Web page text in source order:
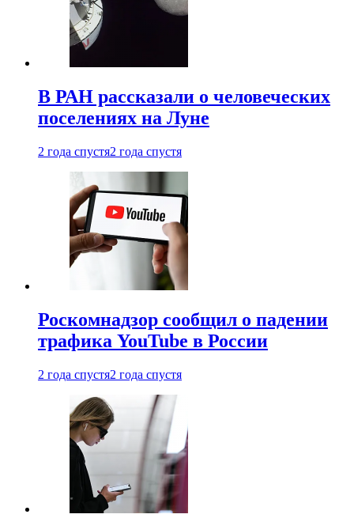
В РАН рассказали о человеческих
поселениях на Луне
2 года спустя2 года спустя
Роскомнадзор сообщил о падении
трафика YouTube в России
2 года спустя2 года спустя